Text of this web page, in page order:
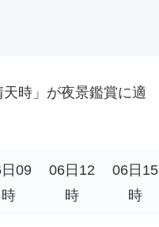
時」が夜景鑑賞に適
09
時
06日12
時
06日15
時